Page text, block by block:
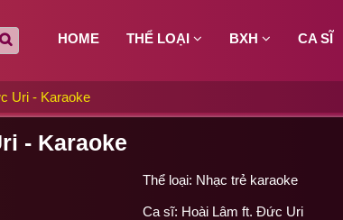
HOME THỂ LOẠI BXH CA SĨ
Uri - Karaoke
- Karaoke
Thể loại: Nhạc trẻ karaoke
Ca sĩ: Hoài Lâm ft. Đức Uri